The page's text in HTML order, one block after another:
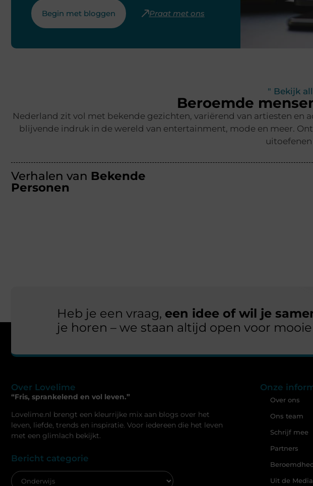
Begin met bloggen Praat met ons
" Bekijk
Beroemde
Nederland zit vol met bekende gezichten, variërend van artiesten en
blijvende indruk in de wereld van entertainment, mode en meer.
Verhalen van Bekende
Personen
Heb je een vraag, een idee of wil je
je horen – we staan altijd open voor
Over Lovelime
“Fris, sprankelend en vol leven.”
Lovelime.nl brengt een kleurrijke mix aan blogs over het
leven, liefde, trends en inspiratie. Voor iedereen die het leven
met een glimlach bekijkt.
Bericht categorie
Onze
Over ons
Ons team
Schrijf mee
Partners
Uit de Media